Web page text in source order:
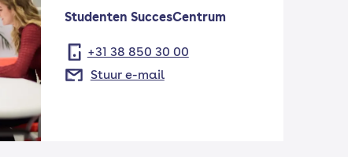
Studenten SuccesCentrum
+31 38 850 30 00
Stuur e-mail